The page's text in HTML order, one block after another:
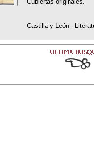
Cubiertas originales.
Castilla y León -